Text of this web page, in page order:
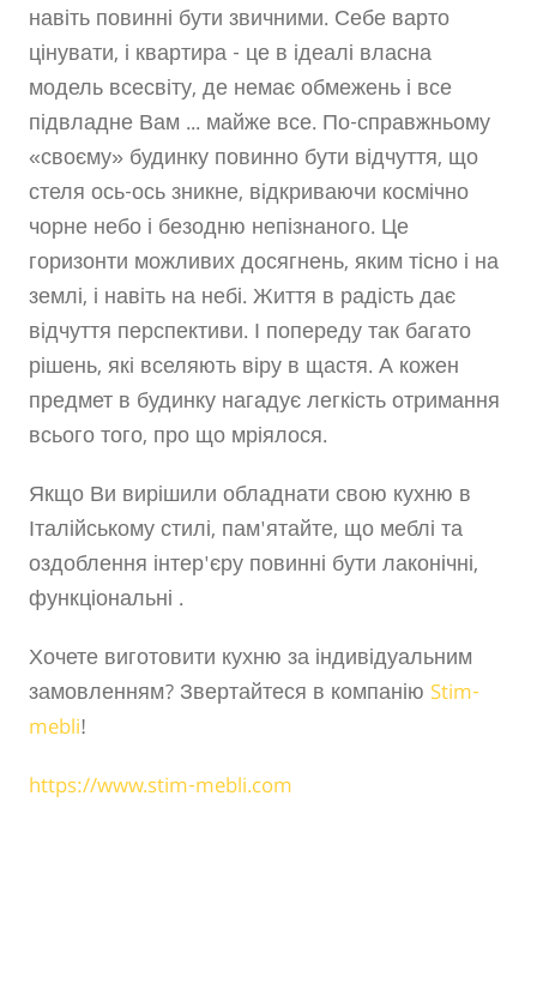
навіть повинні бути звичними. Себе варто
цінувати, і квартира - це в ідеалі власна
модель всесвіту, де немає обмежень і все
підвладне Вам ... майже все. По-справжньому
«своєму» будинку повинно бути відчуття, що
стеля ось-ось зникне, відкриваючи космічно
чорне небо і безодню непізнаного. Це
горизонти можливих досягнень, яким тісно і на
землі, і навіть на небі. Життя в радість дає
відчуття перспективи. І попереду так багато
рішень, які вселяють віру в щастя. А кожен
предмет в будинку нагадує легкість отримання
всього того, про що мріялося.
Якщо Ви вирішили обладнати свою кухню в
Італійському стилі, пам'ятайте, що меблі та
оздоблення інтер'єру повинні бути лаконічні,
функціональні .
Хочете виготовити кухню за індивідуальним
замовленням? Звертайтеся в компанію Stim-
mebli!
https://www.stim-mebli.com